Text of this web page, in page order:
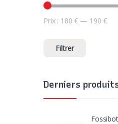
Prix min
Prix max
Filtrer
Prix : 180 € — 190 €
Derniers